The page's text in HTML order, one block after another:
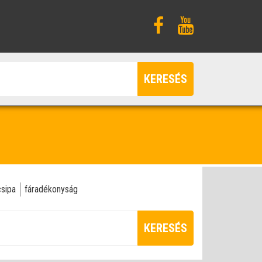
KERESÉS
fáradékonyság
KERESÉS